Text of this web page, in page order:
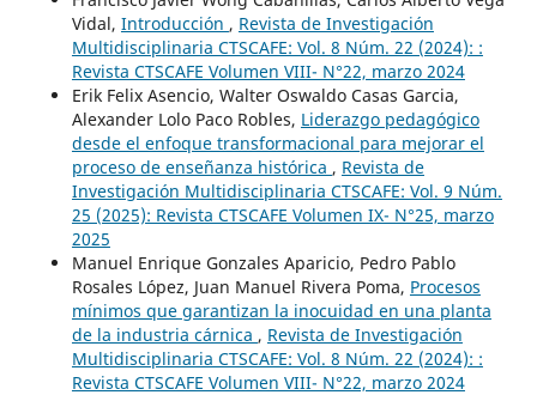
Vidal, Introducción , Revista de Investigación
Multidisciplinaria CTSCAFE: Vol. 8 Núm. 22 (2024): :
Revista CTSCAFE Volumen VIII- N°22, marzo 2024
Erik Felix Asencio, Walter Oswaldo Casas Garcia,
Alexander Lolo Paco Robles, Liderazgo pedagógico
desde el enfoque transformacional para mejorar el
proceso de enseñanza histórica , Revista de
Investigación Multidisciplinaria CTSCAFE: Vol. 9 Núm.
25 (2025): Revista CTSCAFE Volumen IX- N°25, marzo
2025
Manuel Enrique Gonzales Aparicio, Pedro Pablo
Rosales López, Juan Manuel Rivera Poma, Procesos
mínimos que garantizan la inocuidad en una planta
de la industria cárnica , Revista de Investigación
Multidisciplinaria CTSCAFE: Vol. 8 Núm. 22 (2024): :
Revista CTSCAFE Volumen VIII- N°22, marzo 2024